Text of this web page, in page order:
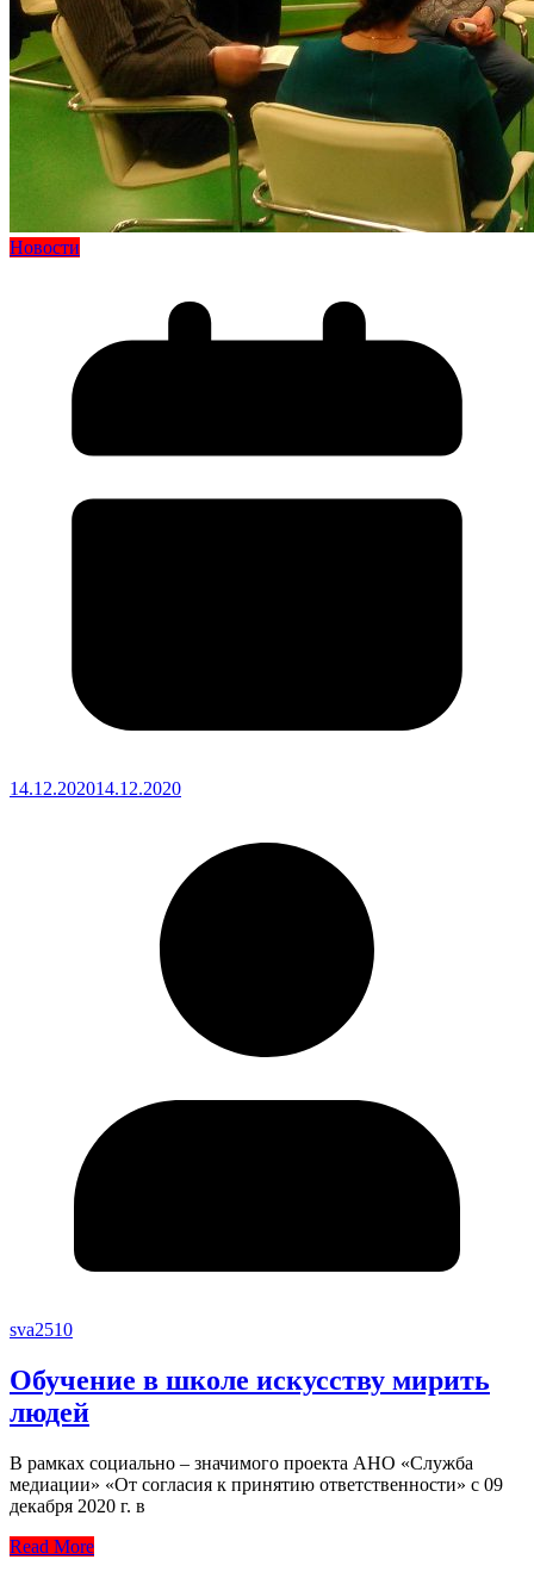
Новости
14.12.202014.12.2020
sva2510
Обучение в школе искусству мирить
людей
В рамках социально – значимого проекта АНО «Служба
медиации» «От согласия к принятию ответственности» с 09
декабря 2020 г. в
Read More